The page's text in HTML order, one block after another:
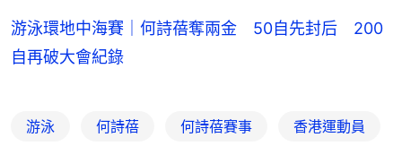
游泳環地中海賽｜何詩蓓奪兩金 50自先封后 200
自再破大會紀錄
游泳 何詩蓓 何詩蓓賽事 香港運動員